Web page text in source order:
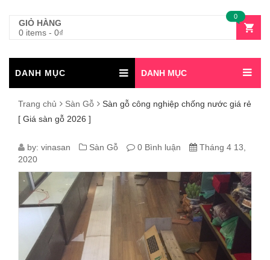
GIỎ HÀNG
0 items - 0₫
0
DANH MỤC DANH MỤC
Trang chủ Sàn Gỗ
Sàn gỗ công nghiệp chống nước giá rẻ
[ Giá sàn gỗ 2026 ]
SÀN
GỖ
CÔNG
NGHIỆP
CHỐNG
by: vinasan Sàn Gỗ 0 Bình luận
Tháng 4 13,
2020